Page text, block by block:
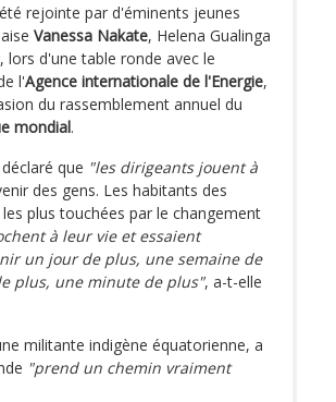
rejointe par d'éminents jeunes
Vanessa Nakate, Helena Gualinga
lors d'une table ronde avec le
l'Agence internationale de l'Energie,
du rassemblement annuel du
mondial.
que "les dirigeants jouent à
des gens. Les habitants des
plus touchées par le changement
à leur vie et essaient
un jour de plus, une semaine de
plus, une minute de plus", a-t-elle
militante indigène équatorienne, a
"prend un chemin vraiment